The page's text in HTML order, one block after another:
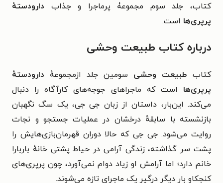
کتاب، جلد سوم مجموعۀ پرماجرا و جذاب دارودستهٔ
پرپری‌ها است.
درباره کتاب طبیعت وحشی
کتاب طبیعت وحشی سومین جلد ازمجموعهٔ دارودستهٔ
پرپری‌ها است که ماجراهای جوجه‌های کارآگاه را دنبال
می‌کند. این‌بار، داستان از زبان جی جی، یک سگ نگهبان
بازنشسته با سابقهٔ درخشان در عملیات جستجو و نجات
روایت می‌شود. جی جی که حالا دوران قهرمان‌بازی‌هایش را
پشت سر گذاشته، زندگی آرامی در حیاط پشتی خانهٔ باربارا
خانم دارد؛ اما آرامش او زیاد دوام نمی‌آورد، چون پرپری‌های
کنجکاو بار دیگر درگیر یک ماجرای تازه می‌شوند.